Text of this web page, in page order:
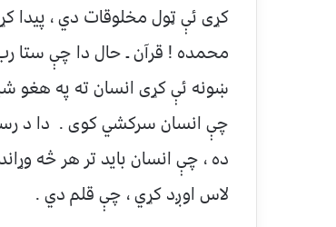
کړی ئې ټول مخلوقات دي ، پیدا
محمده ! قرآن ـ حال دا چې ستا
ښونه ئې کړی انسان ته په هغو
چې انسان سرکشي کوی . دا د
ده ، چې انسان باید تر هر څه
لاس اوږد کړي ، چې قلم دي .